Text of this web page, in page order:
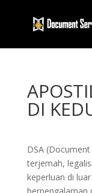
DI
DSA
terjemah,
keperluan di